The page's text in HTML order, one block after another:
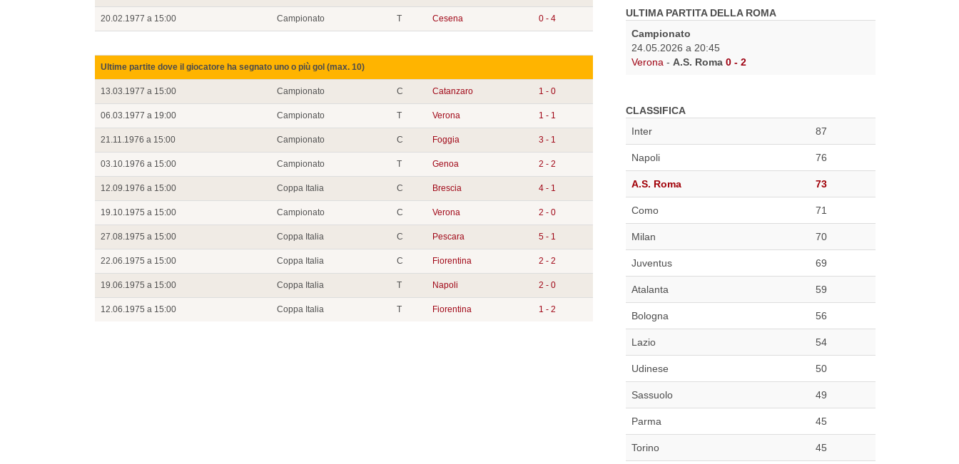
20.02.1977 a 15:00 Campionato T Cesena 0 - 4
Ultime partite dove il giocatore ha segnato uno o più gol (max. 10)
13.03.1977 a 15:00 Campionato C Catanzaro 1 - 0
06.03.1977 a 19:00 Campionato T Verona 1 - 1
21.11.1976 a 15:00 Campionato C Foggia 3 - 1
03.10.1976 a 15:00 Campionato T Genoa 2 - 2
12.09.1976 a 15:00 Coppa Italia C Brescia 4 - 1
19.10.1975 a 15:00 Campionato C Verona 2 - 0
27.08.1975 a 15:00 Coppa Italia C Pescara 5 - 1
22.06.1975 a 15:00 Coppa Italia C Fiorentina 2 - 2
19.06.1975 a 15:00 Coppa Italia T Napoli 2 - 0
12.06.1975 a 15:00 Coppa Italia T Fiorentina 1 - 2
ULTIMA PARTITA DELLA ROMA
Campionato
24.05.2026 a 20:45
Verona - A.S. Roma 0 - 2
CLASSIFICA
Inter
87
Napoli 76
A.S. Roma 73
Como 71
Milan 70
Juventus 69
Atalanta 59
Bologna 56
Lazio 54
Udinese 50
Sassuolo 49
Parma 45
Torino 45